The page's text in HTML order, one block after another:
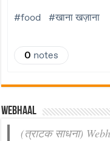
Webhaal
(त्राटक साधना)